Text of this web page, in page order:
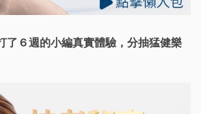
了 6 週的小編真實體驗，分抽猛健樂